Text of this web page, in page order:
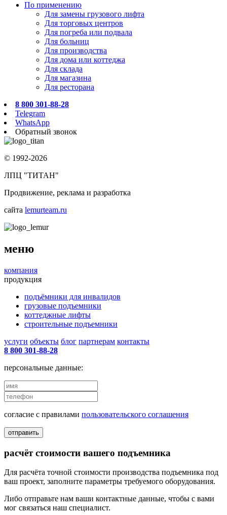
По применению
Для замены грузового лифта
Для торговых центров
Для погреба или подвала
Для больниц
Для производства
Для дома или коттеджа
Для склада
Для магазина
Для ресторана
8 800 301-88-28
Telegram
WhatsApp
Обратный звонок
© 1992-2026
ЛПЦ "ТИТАН"
Продвижение, реклама и разработка
сайта lemurteam.ru
меню
компания
продукция
подъёмники для инвалидов
грузовые подъемники
коттеджные лифты
строительные подъемники
услуги объекты блог партнерам контакты
8 800 301-88-28
персональные данные:
согласие с правилами пользовательского соглашения
отправить
расчёт стоимости вашего подъемника
Для расчёта точной стоимости производства подъемника под
ваш проект, заполните параметры требуемого оборудования.
Либо отправьте нам ваши контактные данные, чтобы с вами
мог связаться наш специалист.